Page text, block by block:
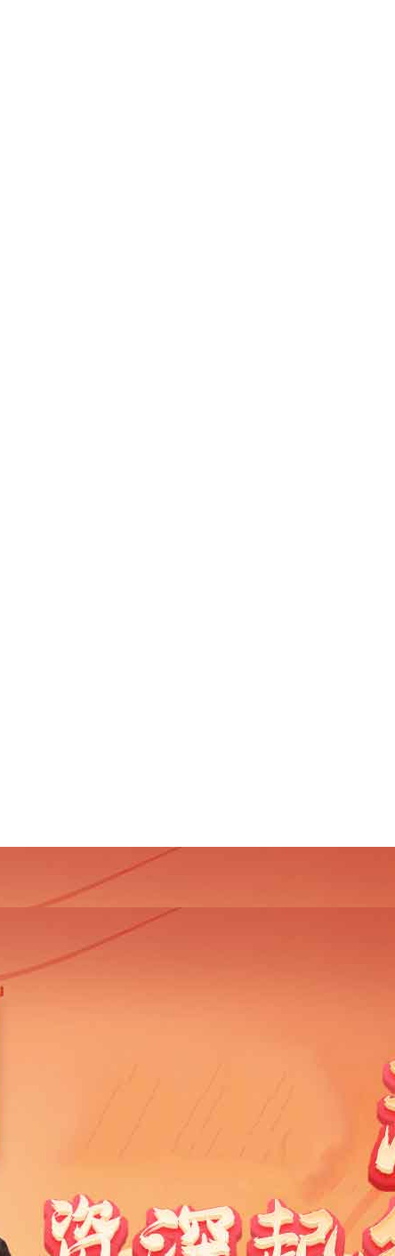
2012
2007
1990 1989 1988 1987 1986 1985
1984
1968 1967 1966 1965 1964 1963
1962
1946 1945 1944 1943 1942 1941 1940
1939